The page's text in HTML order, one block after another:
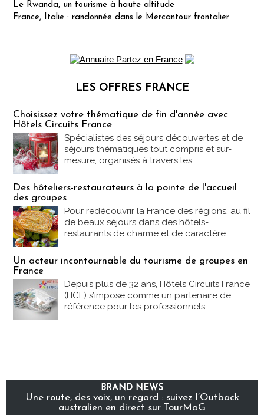
Le Rwanda, un tourisme à haute altitude
France, Italie : randonnée dans le Mercantour frontalier
LES OFFRES FRANCE
Choisissez votre thématique de fin d'année avec
Hôtels Circuits France
Spécialistes des séjours découvertes et de
séjours thématiques tout compris et sur-
mesure, organisés à travers les...
Des hôteliers-restaurateurs à la pointe de l'accueil
des groupes
Pour redécouvrir la France des régions, au fil
de beaux séjours dans des hôtels-
restaurants de charme et de caractère....
Un acteur incontournable du tourisme de groupes en
France
Depuis plus de 32 ans, Hôtels Circuits France
(HCF) s’impose comme un partenaire de
référence pour les professionnels...
BRAND NEWS
Une route, des voix, un regard : suivez l’Outback
australien en direct sur TourMaG